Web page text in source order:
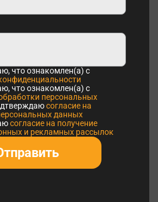
что ознакомлен(а) с
что ознакомлен(а) с
персональных
согласие на
данных
согласие на получение
и рекламных рассылок